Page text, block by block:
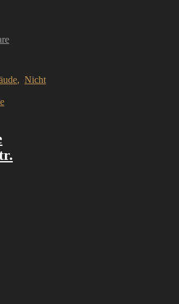
, Nicht